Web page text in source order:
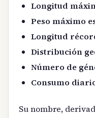
Longitud
Peso máximo
Longitud
Distribución
Número de
Consumo
Su nombre,